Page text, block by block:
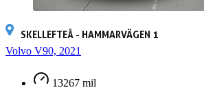
SKELLEFTEÅ - HAMMARVÄGEN 1
Volvo V90, 2021
13267 mil